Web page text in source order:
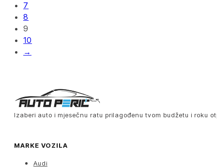
7
8
9
10
→
Izaberi auto i mjesečnu ratu prilagođenu tvom budžetu i roku
MARKE VOZILA
Audi